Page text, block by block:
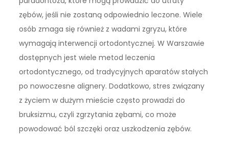
zębów, jeśli nie zostaną odpowiednio leczone. Wiele
osób zmaga się również z wadami zgryzu, które
wymagają interwencji ortodontycznej. W Warszawie
dostępnych jest wiele metod leczenia
ortodontycznego, od tradycyjnych aparatów stałych
po nowoczesne alignery. Dodatkowo, stres związany
z życiem w dużym mieście często prowadzi do
bruksizmu, czyli zgrzytania zębami, co może
powodować ból szczęki oraz uszkodzenia zębów.